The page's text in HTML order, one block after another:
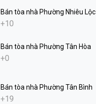
Bán tòa nhà Phường Nhiêu Lộc
+10
Bán tòa nhà Phường Tân Hòa
+0
Bán tòa nhà Phường Tân Bình
+19